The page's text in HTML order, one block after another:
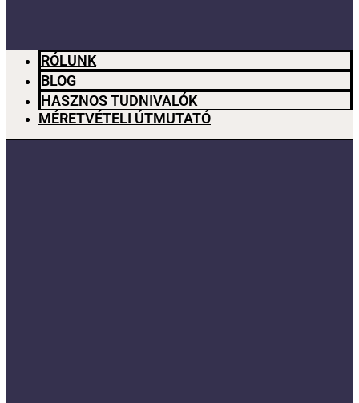
RÓLUNK
BLOG
HASZNOS TUDNIVALÓK
MÉRETVÉTELI ÚTMUTATÓ